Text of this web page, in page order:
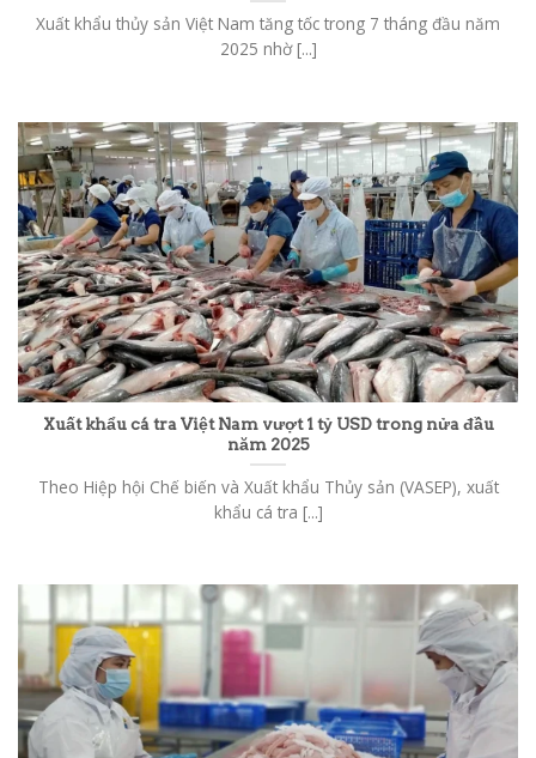
Xuất khẩu thủy sản Việt Nam tăng tốc trong 7 tháng đầu năm
2025 nhờ [...]
Xuất khẩu cá tra Việt Nam vượt 1 tỷ USD trong nửa đầu
năm 2025
Theo Hiệp hội Chế biến và Xuất khẩu Thủy sản (VASEP), xuất
khẩu cá tra [...]